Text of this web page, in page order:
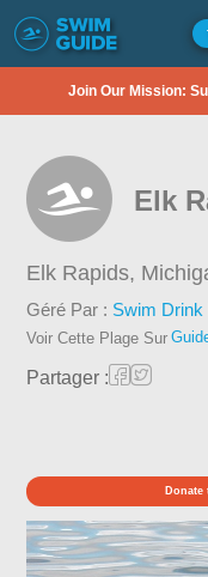
Join Our Mission:
Elk
Elk Rapids,
Géré Par : Swim Drink
Voir Cette Plage Sur
Partager :